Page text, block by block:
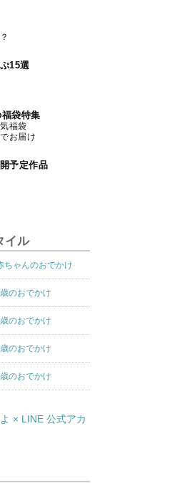
15選
袋特集
福袋
お届け
予定作品
イル
ちゃんのおでかけ
のおでかけ
のおでかけ
のおでかけ
のおでかけ